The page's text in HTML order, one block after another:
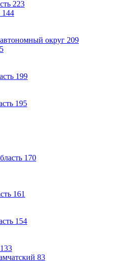
223
144
округ 209
199
195
170
161
154
133
83